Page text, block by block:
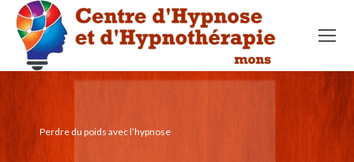
Perdre du poids avec l’hypnose